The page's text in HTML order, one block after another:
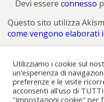
Devi essere connesso
Questo sito utilizza
come vengono elaborati
Utilizziamo i cookie sul
un'esperienza di
preferenze e le visite
acconsenti all'uso di
"Impostazioni cookie" per